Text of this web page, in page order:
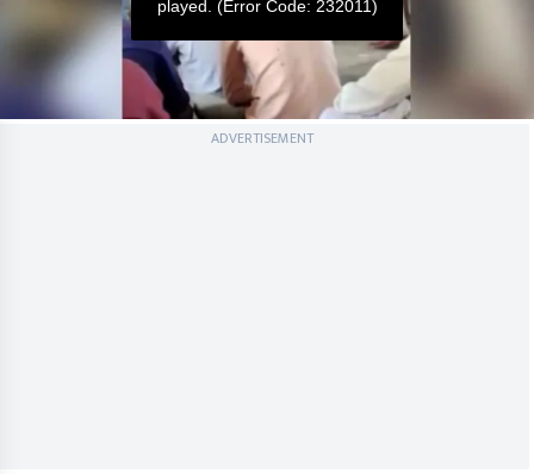
played. (Error Code: 232011)
ADVERTISEMENT